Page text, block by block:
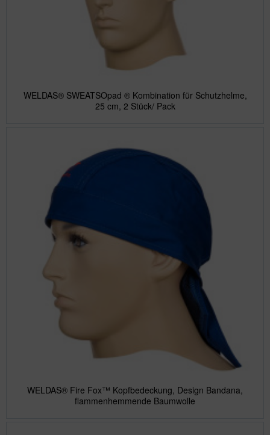
WELDAS® SWEATSOpad ® Kombination für Schutzhelme,
25 cm, 2 Stück/ Pack
WELDAS® Fire Fox™ Kopfbedeckung, Design Bandana,
flammenhemmende Baumwolle